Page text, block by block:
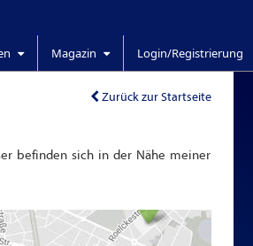
Magazin Login/Registrierung
Zurück zur Startseite
befinden sich in der Nähe meiner